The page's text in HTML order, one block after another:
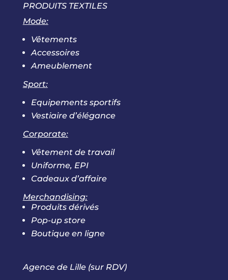
PRODUITS TEXTILES
Mode:
Vêtements
Accessoires
Ameublement
Sport:
Equipements sportifs
Vestiaire d’élégance
Corporate:
Vêtement de travail
Uniforme, EPI
Cadeaux d’affaire
Merchandising:
Produits dérivés
Pop-up store
Boutique en ligne
Agence de Lille (sur RDV)